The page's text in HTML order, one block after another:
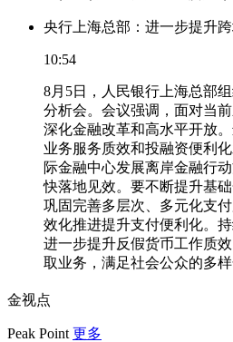
央行上海总部：进一步提升
10:54
8月5日，人民银行上海总部
分析会。会议强调，面对当
深化金融改革和高水平开放
业务服务质效和投融资便利
际金融中心发展离岸金融行
快落地见效。要不断提升基
巩固完善多层次、多元化支
效化推进提升支付便利化。
进一步提升反假货币工作质
取业务，满足社会公众的多样
金视点
Peak Point 更多